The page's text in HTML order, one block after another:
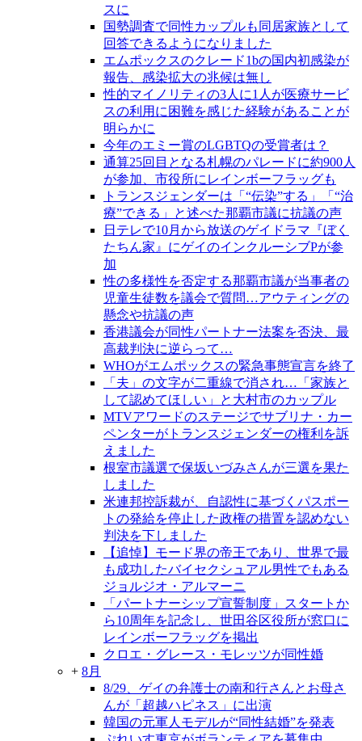
スに
国勢調査で同性カップルも同居家族として
回答できるようになりました
エムポックスのクレード1bの国内初感染が
報告、感染拡大の兆候は無し
性的マイノリティの3人に1人が医療サービ
スの利用に困難を感じた経験があることが
明らかに
今年のエミー賞のLGBTQの受賞者は？
通算25回目となる札幌のパレードに約900人
が参加、市役所にレインボーフラッグも
トランスジェンダーは「“伝染”する」「“治
療”できる」と述べた那覇市議に抗議の声
日テレで10月から放送のゲイドラマ『ぼく
たちん家』にゲイのインクルーシブPが参
加
性の多様性を否定する那覇市議が当事者の
児童生徒数を議会で質問…アウティングの
懸念や抗議の声
香港議会が同性パートナー法案を否決、最
高裁判決に逆らって…
WHOがエムポックスの緊急事態宣言を終了
「夫」の文字が二重線で消され…「家族と
して認めてほしい」と大村市のカップル
MTVアワードのステージでサブリナ・カー
ペンターがトランスジェンダーの権利を訴
えました
根室市議選で保坂いづみさんが三選を果た
しました
米連邦控訴裁が、自認性に基づくパスポー
トの発給を停止した政権の措置を認めない
判決を下しました
【追悼】モード界の帝王であり、世界で最
も成功したバイセクシュアル男性でもある
ジョルジオ・アルマーニ
「パートナーシップ宣誓制度」スタートか
ら10周年を記念し、世田谷区役所が窓口に
レインボーフラッグを掲出
クロエ・グレース・モレッツが同性婚
+ 8月
8/29、ゲイの弁護士の南和行さんとお母さ
んが「超越ハピネス」に出演
韓国の元軍人モデルが“同性結婚”を発表